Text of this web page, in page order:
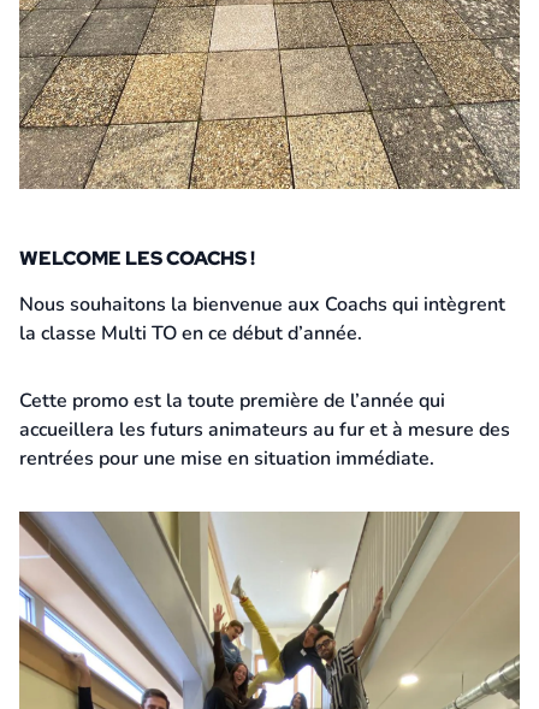
WELCOME LES COACHS !
Nous souhaitons la bienvenue aux Coachs qui intègrent
la classe Multi TO en ce début d’année.
Cette promo est la toute première de l’année qui
accueillera les futurs animateurs au fur et à mesure des
rentrées pour une mise en situation immédiate.